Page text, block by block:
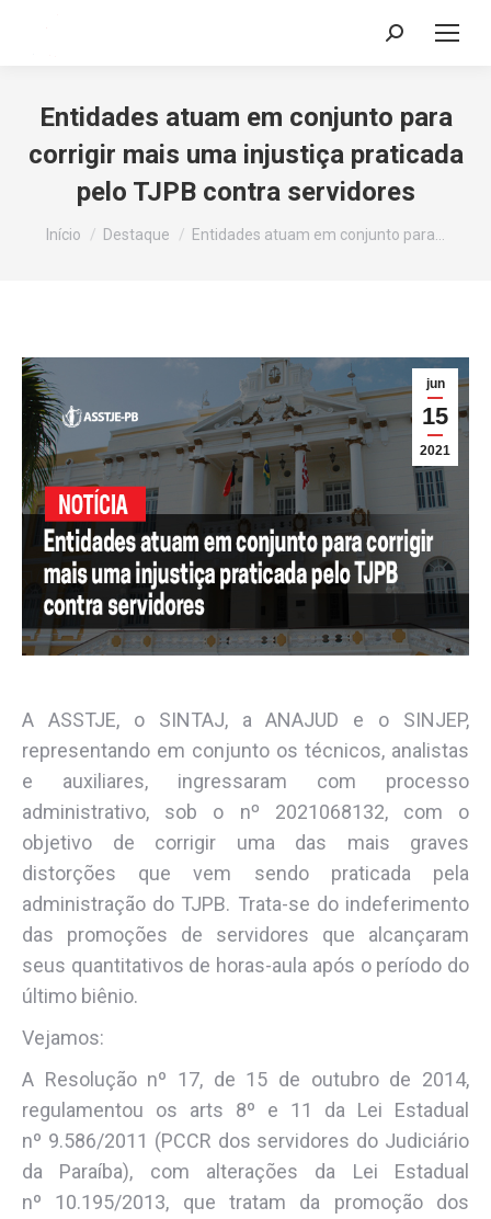
Search:
Entidades atuam em conjunto para
corrigir mais uma injustiça praticada
pelo TJPB contra servidores
Você está aqui:
Início Destaque Entidades atuam em conjunto para…
jun
15
2021
A ASSTJE, o SINTAJ, a ANAJUD e o SINJEP,
representando em conjunto os técnicos, analistas
e auxiliares, ingressaram com processo
administrativo, sob o nº 2021068132, com o
objetivo de corrigir uma das mais graves
distorções que vem sendo praticada pela
administração do TJPB. Trata-se do indeferimento
das promoções de servidores que alcançaram
seus quantitativos de horas-aula após o período do
último biênio.
Vejamos:
A Resolução nº 17, de 15 de outubro de 2014,
regulamentou os arts 8º e 11 da Lei Estadual
nº 9.586/2011 (PCCR dos servidores do Judiciário
da Paraíba), com alterações da Lei Estadual
nº 10.195/2013, que tratam da promoção dos